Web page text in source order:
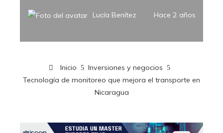
Lucía Benítez Hace 2 años
Inicio
Inversiones y negocios
Tecnología de monitoreo que mejora el transporte en
Nicaragua